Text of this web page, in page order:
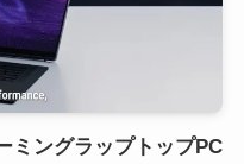
ミングラップトップPC